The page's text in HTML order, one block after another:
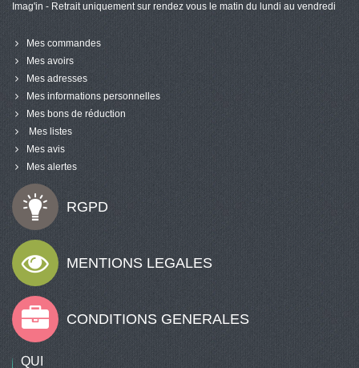
RGPD
MENTIONS LEGALES
CONDITIONS GENERALES
QUI
Imag'in - Retrait uniquement sur rendez vous le matin du lundi au vendredi
Mes commandes
Mes avoirs
Mes adresses
Mes informations personnelles
Mes bons de réduction
Mes listes
Mes avis
Mes alertes